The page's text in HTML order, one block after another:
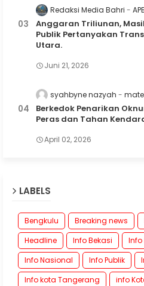
Redaksi Media Bahri
Anggaran Triliunan,
Publik Pertanyakan
Utara.
Juni 21, 2026
syahbyne nazyah
Berkedok Penarikan
Peras dan Tahan
April 02, 2026
LABELS
Bengkulu Breaking news
Headline
Info Bekasi Info
Info Nasional
Info Publik
Info kota Tangerang
info